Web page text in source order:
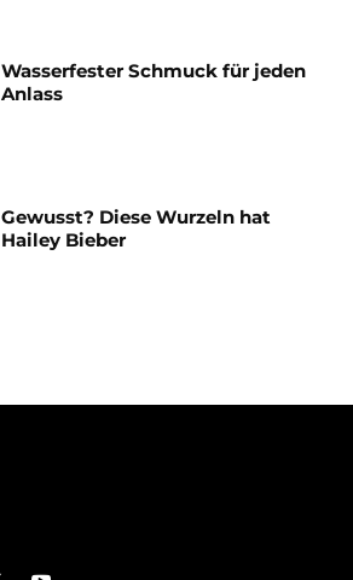
Wasserfester Schmuck für jeden
Anlass
Gewusst? Diese Wurzeln hat
Hailey Bieber